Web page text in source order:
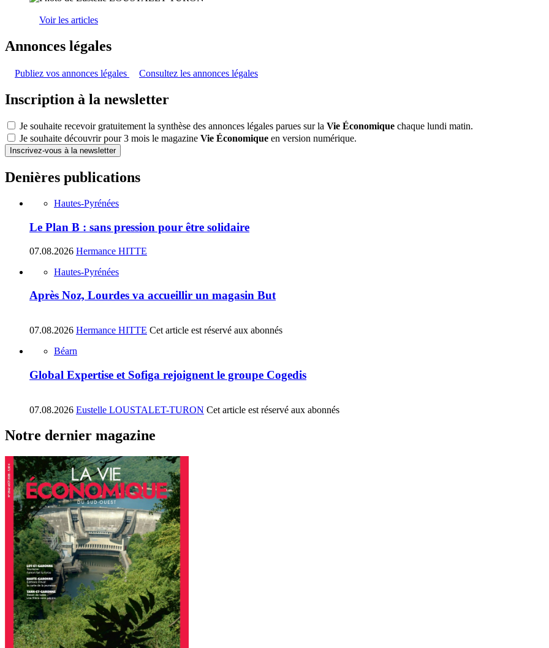
Voir les articles
Annonces légales
Publiez vos annonces légales Consultez les annonces légales
Inscription à la newsletter
Je souhaite recevoir gratuitement la synthèse des annonces légales parues sur la Vie Économique chaque lundi matin.
Je souhaite découvrir pour 3 mois le magazine Vie Économique en version numérique.
Inscrivez-vous à la newsletter
Denières publications
Hautes-Pyrénées
Le Plan B : sans pression pour être solidaire
07.08.2026 Hermance HITTE
Hautes-Pyrénées
Après Noz, Lourdes va accueillir un magasin But
07.08.2026 Hermance HITTE Cet article est réservé aux abonnés
Béarn
Global Expertise et Sofiga rejoignent le groupe Cogedis
07.08.2026 Eustelle LOUSTALET-TURON Cet article est réservé aux abonnés
Notre dernier magazine